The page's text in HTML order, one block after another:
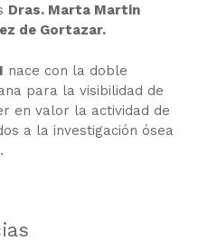
Dras. Marta Martin
de Gortazar.
nace con la doble
para la visibilidad de
en valor la actividad de
a la investigación ósea